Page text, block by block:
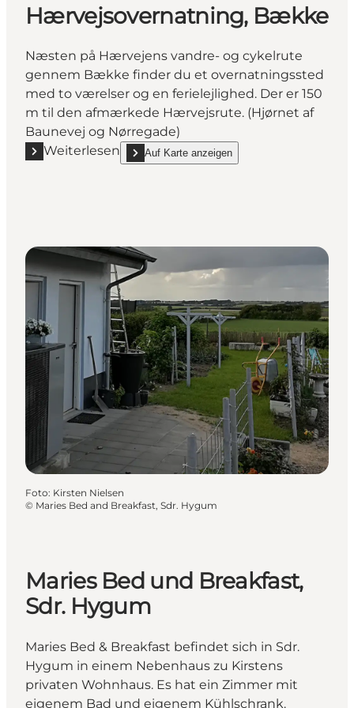
Hærvejsovernatning, Bække
Næsten på Hærvejens vandre- og cykelrute
gennem Bække finder du et overnatningssted
med to værelser og en ferielejlighed. Der er 150
m til den afmærkede Hærvejsrute. (Hjørnet af
Baunevej og Nørregade)
Weiterlesen
Mehr erfahren "Hærvejsovernatning, Bække"
Auf Karte anzeigen
show Hærvejsovernatning, Bække on_map
Foto: Kirsten Nielsen
© Maries Bed and Breakfast, Sdr. Hygum
Maries Bed und Breakfast,
Sdr. Hygum
Maries Bed & Breakfast befindet sich in Sdr.
Hygum in einem Nebenhaus zu Kirstens
privaten Wohnhaus. Es hat ein Zimmer mit
eigenem Bad und eigenem Kühlschrank.